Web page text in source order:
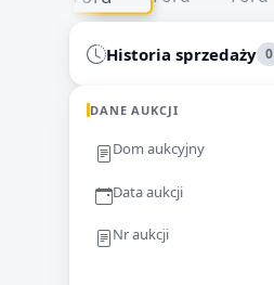
Historia sprzedaży 0
DANE AUKCJI
Dom aukcyjny
Data aukcji
Nr aukcji